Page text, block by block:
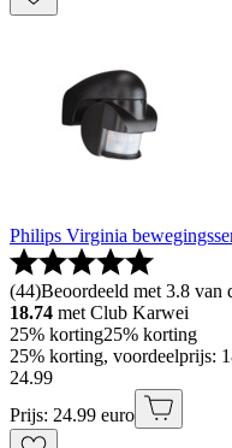
Philips Virginia
(44)Beoordeeld met 3.8 van
18.74 met Club Karwei
25% korting25% korting
25% korting, voordeelprijs:
24.99
Prijs: 24.99 euro